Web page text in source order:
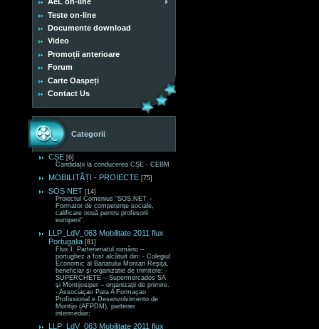
Teste on-line
Documente download
Video
Promoții anterioare
Forum
Carte Oaspeți
Contact Us
Categorii
CȘE [6]
Candidații la conducerea CȘE - CEBM
MOBILITĂȚI - PROIECTE [75]
SOS NET [14]
Proiectul Comenius “SOS.NET –
Formator de competenţe sociale,
calificare nouă pentru profesorii
europeni“.
LLP_LdV_063 Mobilitate 2011 flux
Portugalia [81]
Flux I. Parteneriatul româno –
portughez a fost alcătuit din: - Colegiul
Economic al Banatului Montan Reşiţa,
beneficiar şi organizatie de trimitere; -
SUPERCHETE – Supermercados SA
şi Montijosiper – organizaţii de primire.
- Associaçao Para A Formaçao
Profissional e Desenvolvimento de
Montijo (AFPDM), partener
intermediar;
LLP_LdV_063 Mobilitate 2011 flux